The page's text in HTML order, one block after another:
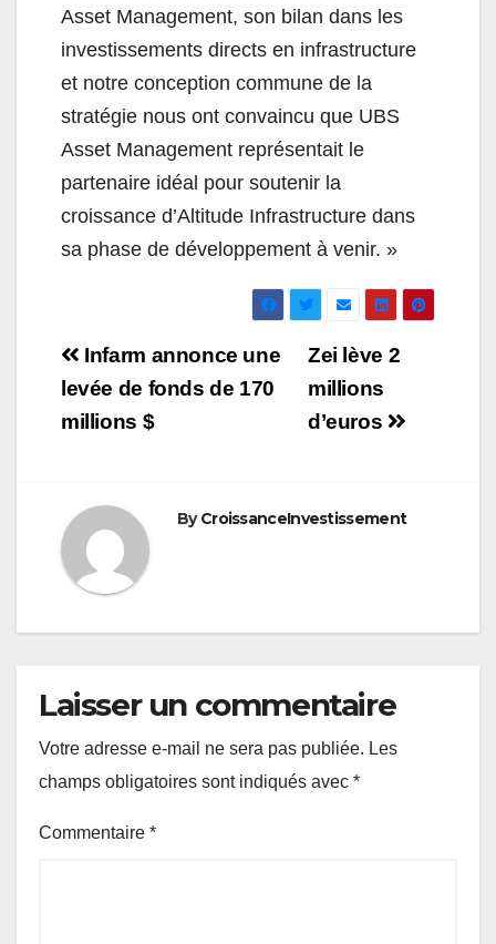
Asset Management, son bilan dans les
investissements directs en infrastructure
et notre conception commune de la
stratégie nous ont convaincu que UBS
Asset Management représentait le
partenaire idéal pour soutenir la
croissance d’Altitude Infrastructure dans
sa phase de développement à venir. »
Navigation
de
l’article
Zei lève 2
millions
d’euros
Infarm annonce une
levée de fonds de 170
millions $
ByCroissanceInvestissement
Laisser un commentaire
Votre adresse e-mail ne sera pas publiée. Les
champs obligatoires sont indiqués avec *
Commentaire *